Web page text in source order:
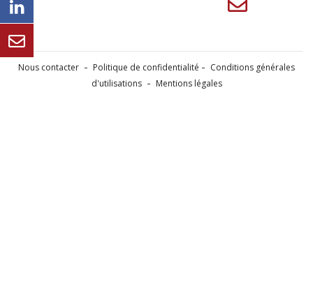
Nous contacter Politique de confidentialité
Conditions générales
d'utilisations
Mentions légales